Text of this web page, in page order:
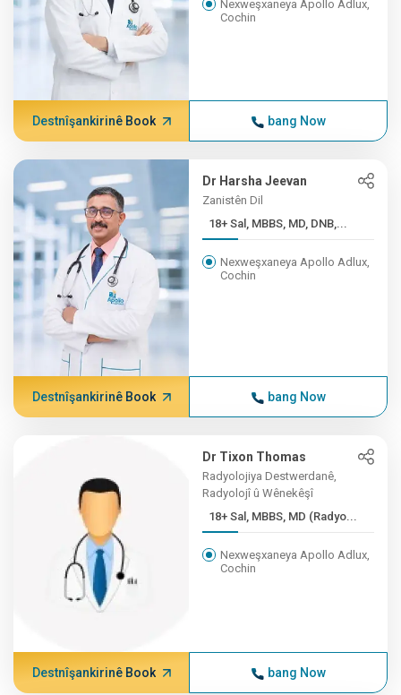
Nexweşxaneya Apollo Adlux,
Cochin
Destnîşankirinê Book bang Now
Dr Harsha Jeevan
Zanistên Dil
18+ Sal, MBBS, MD, DNB,...
Nexweşxaneya Apollo Adlux,
Cochin
Destnîşankirinê Book bang Now
Dr Tixon Thomas
Radyolojiya Destwerdanê,
Radyolojî û Wênekêşî
18+ Sal, MBBS, MD (Radyo...
Nexweşxaneya Apollo Adlux,
Cochin
Destnîşankirinê Book bang Now